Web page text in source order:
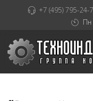
+7 (495) 795-24-
Пн